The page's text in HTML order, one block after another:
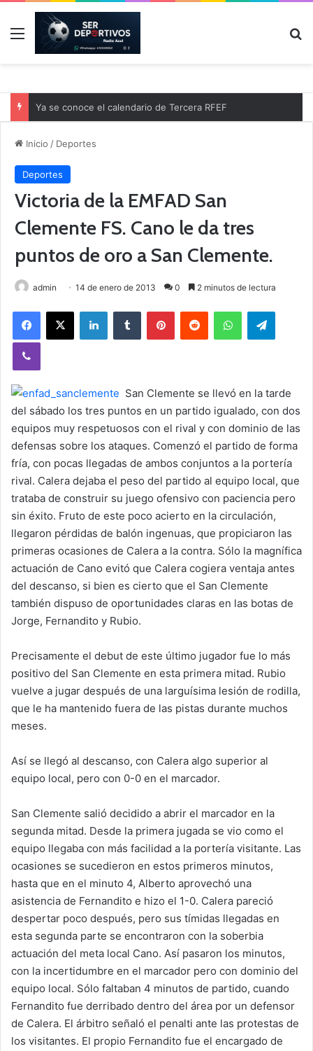
Menú
Ya se conoce el calendario de Tercera RFEF
Inicio / Deportes
Deportes
Victoria de la EMFAD San
Clemente FS. Cano le da tres
puntos de oro a San Clemente.
admin 14 de enero de 2013 0 2 minutos de lectura
San Clemente se llevó en la tarde
del sábado los tres puntos en un partido igualado, con dos
equipos muy respetuosos con el rival y con dominio de las
defensas sobre los ataques. Comenzó el partido de forma
fría, con pocas llegadas de ambos conjuntos a la portería
rival. Calera dejaba el peso del partido al equipo local, que
trataba de construir su juego ofensivo con paciencia pero
sin éxito. Fruto de este poco acierto en la circulación,
llegaron pérdidas de balón ingenuas, que propiciaron las
primeras ocasiones de Calera a la contra. Sólo la magnífica
actuación de Cano evitó que Calera cogiera ventaja antes
del descanso, si bien es cierto que el San Clemente
también dispuso de oportunidades claras en las botas de
Jorge, Fernandito y Rubio.
Precisamente el debut de este último jugador fue lo más
positivo del San Clemente en esta primera mitad. Rubio
vuelve a jugar después de una larguísima lesión de rodilla,
que le ha mantenido fuera de las pistas durante muchos
meses.
Así se llegó al descanso, con Calera algo superior al
equipo local, pero con 0-0 en el marcador.
San Clemente salió decidido a abrir el marcador en la
segunda mitad. Desde la primera jugada se vio como el
equipo llegaba con más facilidad a la portería visitante. Las
ocasiones se sucedieron en estos primeros minutos,
hasta que en el minuto 4, Alberto aprovechó una
asistencia de Fernandito e hizo el 1-0. Calera pareció
despertar poco después, pero sus tímidas llegadas en
esta segunda parte se encontraron con la soberbia
actuación del meta local Cano. Así pasaron los minutos,
con la incertidumbre en el marcador pero con dominio del
equipo local. Sólo faltaban 4 minutos de partido, cuando
Fernandito fue derribado dentro del área por un defensor
de Calera. El árbitro señaló el penalti ante las protestas de
los visitantes. El propio Fernandito fue el encargado de